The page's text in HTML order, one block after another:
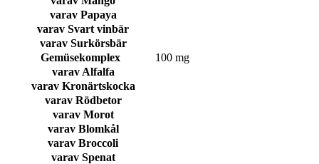
varav Papaya
varav Svart vinbär
varav Surkörsbär
Gemüsekomplex
100 mg
varav Alfalfa
varav Kronärtskocka
varav Rödbetor
varav Morot
varav Blomkål
varav Broccoli
varav Spenat